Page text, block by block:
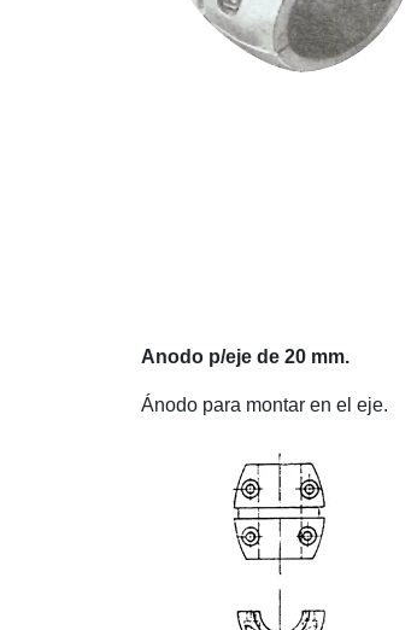
Anodo p/eje de 20 mm.
Ánodo para montar en el eje.